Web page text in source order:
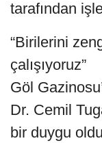
tarafından
“Birilerini
çalışıyoruz”
Göl
Dr. Cemil
bir duygu